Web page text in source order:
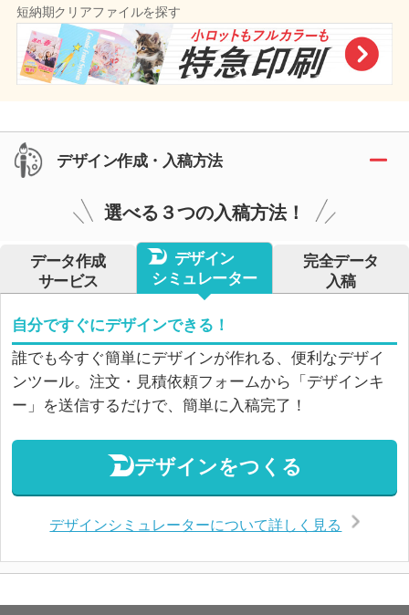
短納期クリアファイルを探す
デザイン作成・入稿方法
選べる３つの入稿方法！
データ作成
サービス
デザイン
シミュレーター
完全データ
入稿
自分ですぐにデザインできる！
誰でも今すぐ簡単にデザインが作れる、便利なデザイ
ンツール。注文・見積依頼フォームから「デザインキ
ー」を送信するだけで、簡単に入稿完了！
デザインをつくる
デザインシミュレーターについて詳しく見る